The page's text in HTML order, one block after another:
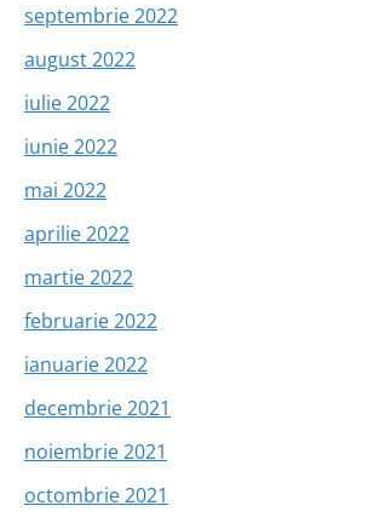
septembrie 2022
august 2022
iulie 2022
iunie 2022
mai 2022
aprilie 2022
martie 2022
februarie 2022
ianuarie 2022
decembrie 2021
noiembrie 2021
octombrie 2021